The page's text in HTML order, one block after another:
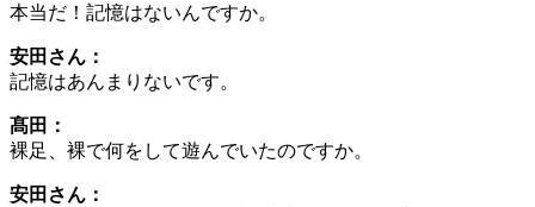
本当だ！記憶はないんですか。
安田さん：
記憶はあんまりないです。
髙田：
裸足、裸で何をして遊んでいたのですか。
安田さん：